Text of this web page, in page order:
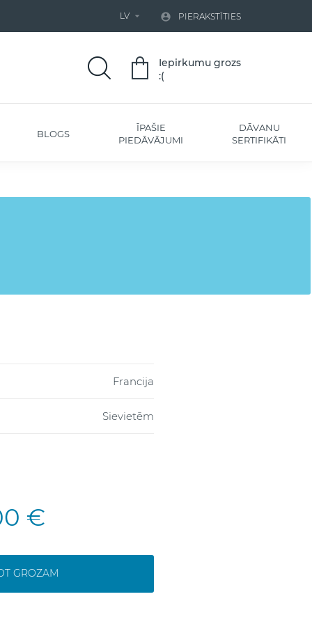
LV   PIERAKSTĪTIES
Iepirkumu grozs
:(
BLOGS
ĪPAŠIE
PIEDĀVĀJUMI
DĀVANU
SERTIFIKĀTI
Francija
Sievietēm
€
GROZAM